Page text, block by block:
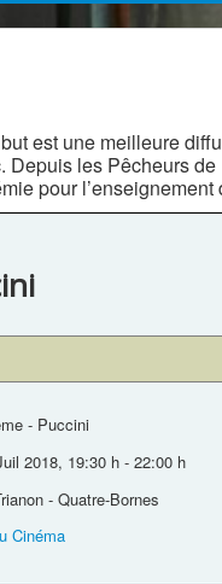
est une meilleure
Depuis les Pêcheurs
pour
- Puccini
2018, 19:30 h - 22:00 h
- Quatre-Bornes
Cinéma